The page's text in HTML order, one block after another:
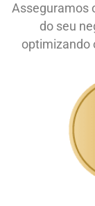
Asseguramos
do seu
optimizando